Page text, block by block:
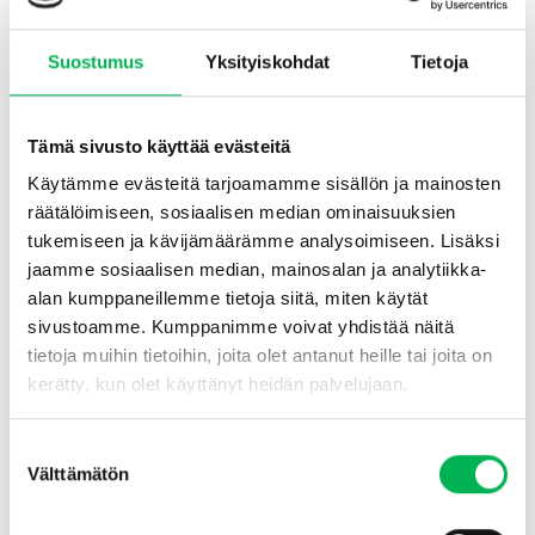
Suostumus Yksityiskohdat Tietoja
Tämä sivusto käyttää evästeitä
Käytämme evästeitä tarjoamamme sisällön ja mainosten
räätälöimiseen, sosiaalisen median ominaisuuksien
tukemiseen ja kävijämäärämme analysoimiseen. Lisäksi
jaamme sosiaalisen median, mainosalan ja analytiikka-
alan kumppaneillemme tietoja siitä, miten käytät
sivustoamme. Kumppanimme voivat yhdistää näitä
tietoja muihin tietoihin, joita olet antanut heille tai joita on
kerätty, kun olet käyttänyt heidän palvelujaan.
valinta
Välttämätön
gnagarstopp- ja kupariverkkoasennuksiin
Tämä arvosetti on suunniteltu sinulle, joka haluat työskennellä
sujuvasti ja turvallisesti tuotteiden, kutenteräsvillanja
Karkeat saksetjasuojaavat käsineet
sekä helpompaa että hellävaraisempaa käsille.
Näin arvosetti toimii
Saksissa on vahva terä, jonka avulla on helppoleikata
kupariverkko ja teräsvillahaluttuun pituuteen ja muotoon.
Käsineet suojaavat käsiäsiteräviltä metallilangoilta ja piikeiltä
sekä tarjoavat hyvän pidon asennuksen aikana. Yhdessä tämä
paketti tekee työstä sekä turvallisempaa että tehokkaampaa.
Erityisen sopiva työskenneltäessä seuraavien tuotteiden kanssa: